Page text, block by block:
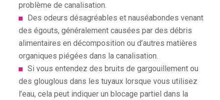
problème de canalisation.
Des odeurs désagréables et nauséabondes venant
des égouts, généralement causées par des débris
alimentaires en décomposition ou d’autres matières
organiques piégées dans la canalisation.
Si vous entendez des bruits de gargouillement ou
des glouglous dans les tuyaux lorsque vous utilisez
l’eau, cela peut indiquer un blocage partiel dans la